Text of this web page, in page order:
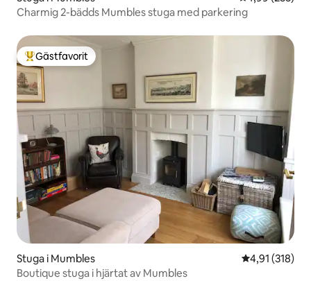
Charmig 2-bädds Mumbles stuga med parkering
Populär gästfavorit
Gästfavorit
Stuga i Mumbles 4,91 av 5 i
4,91 (318)
Boutique stuga i hjärtat av Mumbles